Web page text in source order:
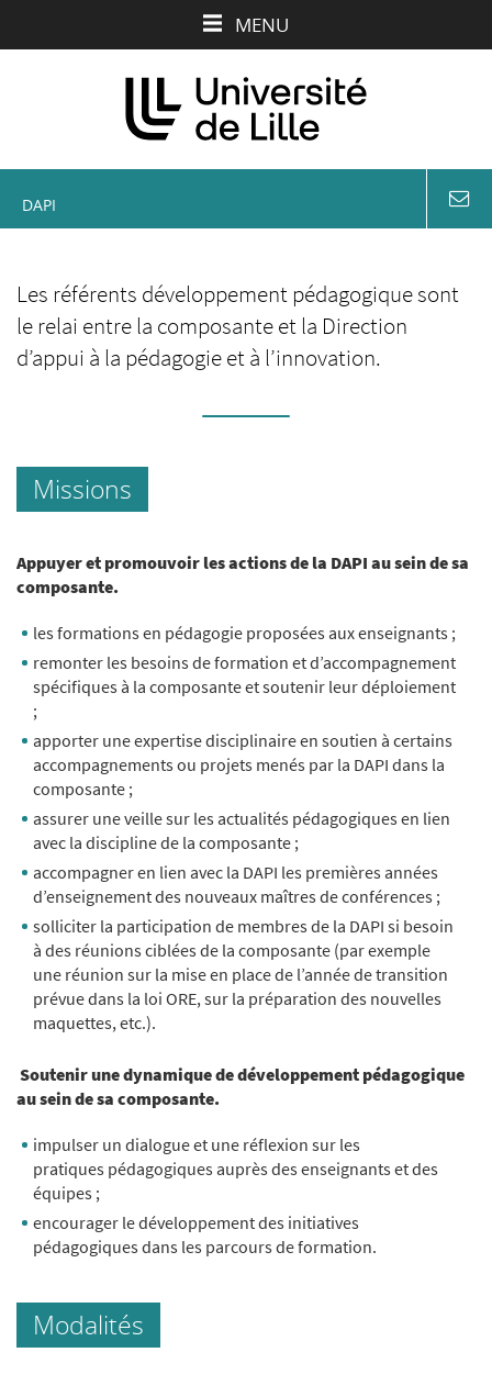
MENU
DAPI
&
Les référents développement pédagogique sont
le relai entre la composante et la Direction
d’appui à la pédagogie et à l’innovation.
Missions
Appuyer et promouvoir les actions de la DAPI au sein de sa
composante.
les formations en pédagogie proposées aux enseignants ;
remonter les besoins de formation et d’accompagnement
spécifiques à la composante et soutenir leur déploiement
;
apporter une expertise disciplinaire en soutien à certains
accompagnements ou projets menés par la DAPI dans la
composante ;
assurer une veille sur les actualités pédagogiques en lien
avec la discipline de la composante ;
accompagner en lien avec la DAPI les premières années
d’enseignement des nouveaux maîtres de conférences ;
solliciter la participation de membres de la DAPI si besoin
à des réunions ciblées de la composante (par exemple
une réunion sur la mise en place de l’année de transition
prévue dans la loi ORE, sur la préparation des nouvelles
maquettes, etc.).
Soutenir une dynamique de développement pédagogique
au sein de sa composante.
impulser un dialogue et une réflexion sur les
pratiques pédagogiques auprès des enseignants et des
équipes ;
encourager le développement des initiatives
pédagogiques dans les parcours de formation.
Modalités